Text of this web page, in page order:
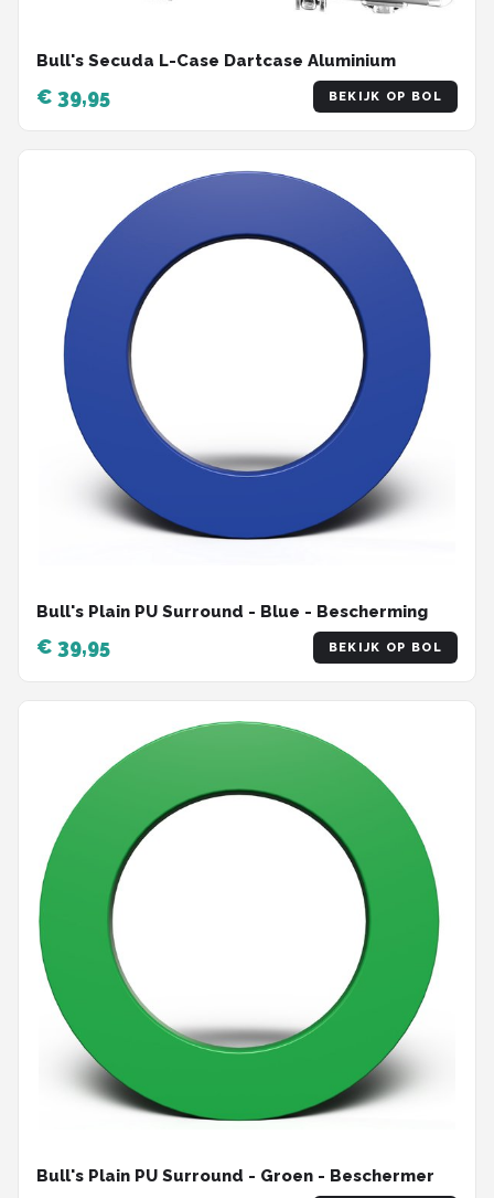
Bull's Secuda L-Case Dartcase Aluminium
€ 39,95 BEKIJK OP BOL
Bull's Plain PU Surround - Blue - Bescherming
€ 39,95 BEKIJK OP BOL
Bull's Plain PU Surround - Groen - Beschermer